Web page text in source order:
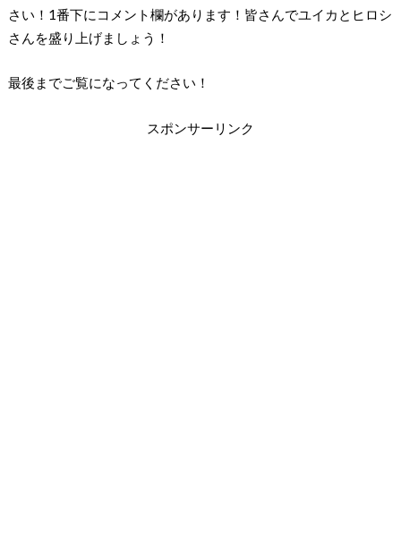
さい！1番下にコメント欄があります！皆さんでユイカとヒロシ
さんを盛り上げましょう！
最後までご覧になってください！
スポンサーリンク